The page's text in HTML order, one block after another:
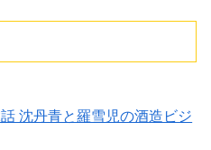
沈丹青と羅雪児の酒造ビジ